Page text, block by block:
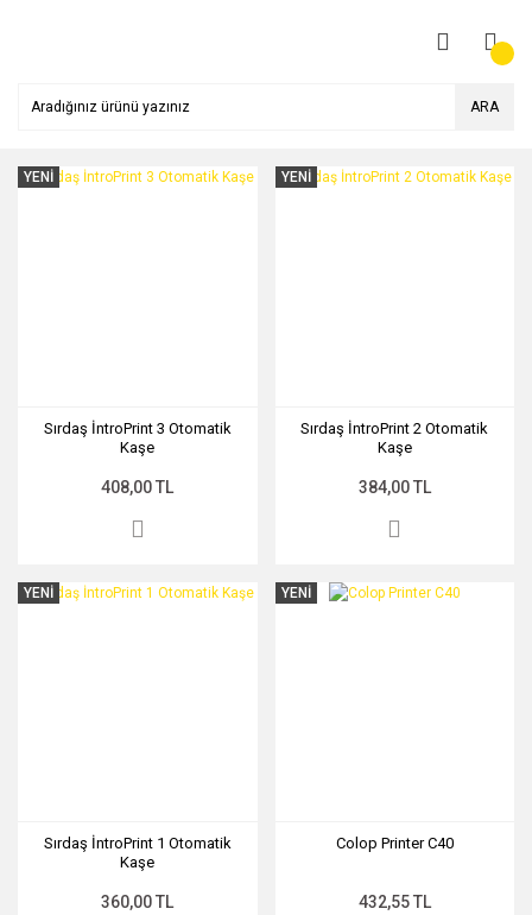
ARA
YENİ
Sırdaş İntroPrint 3 Otomatik
Kaşe
408,00 TL
YENİ
Sırdaş İntroPrint 2 Otomatik
Kaşe
384,00 TL
YENİ
Sırdaş İntroPrint 1 Otomatik
Kaşe
360,00 TL
YENİ
Colop Printer C40
432,55 TL